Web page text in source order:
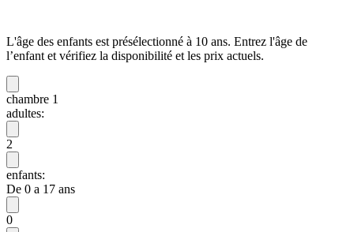
L'âge des enfants est présélectionné à 10 ans. Entrez l'âge de
l’enfant et vérifiez la disponibilité et les prix actuels.
chambre 1
adultes:
2
enfants:
De 0 a 17 ans
0